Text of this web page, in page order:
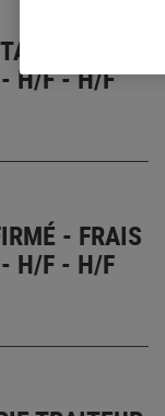
- FRAIS
- H/F - H/F
- FRAIS
- H/F - H/F